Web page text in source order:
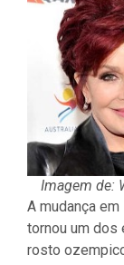
Imagem de:
A mudança
tornou um dos
rosto